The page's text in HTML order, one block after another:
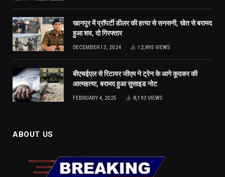
खानपुर में प्रॉपर्टी डीलर की हत्या से सनसनी, खेत से बरामद
हुआ शव, दो गिरफ्तार
DECEMBER 13, 2024 12,895 VIEWS
बीएचईएल से रिटायर जीएम ने ट्रेन के आगे कूदकर की
आत्महत्या, बरामद हुआ सुसाइड नोट
FEBRUARY 4, 2025 8,193 VIEWS
ABOUT US